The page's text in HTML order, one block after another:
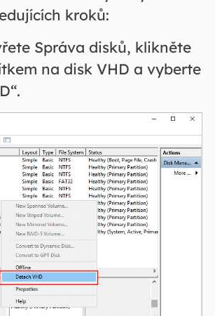
kroků:
Správa disků, klikněte
na disk VHD a vyberte